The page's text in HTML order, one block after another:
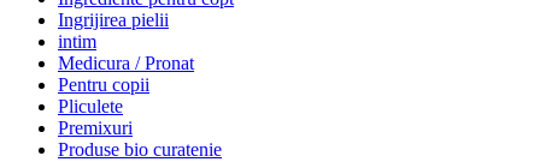
Ingrijirea pielii
intim
Medicura / Pronat
Pentru copii
Pliculete
Premixuri
Produse bio curatenie